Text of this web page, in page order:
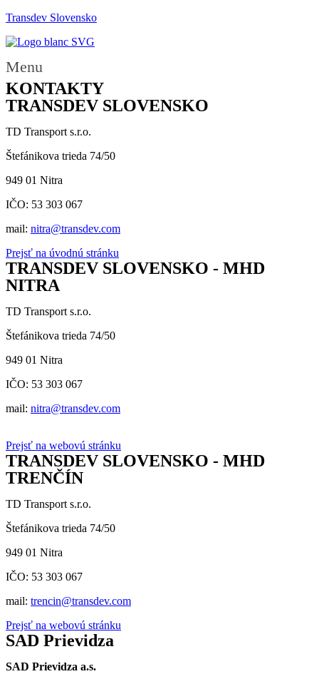
Transdev Slovensko
Menu
KONTAKTY
TRANSDEV SLOVENSKO
TD Transport s.r.o.
Štefánikova trieda 74/50
949 01 Nitra
IČO: 53 303 067
mail: nitra@transdev.com
Prejsť na úvodnú stránku
TRANSDEV SLOVENSKO - MHD
NITRA
TD Transport s.r.o.
Štefánikova trieda 74/50
949 01 Nitra
IČO: 53 303 067
mail: nitra@transdev.com
Prejsť na webovú stránku
TRANSDEV SLOVENSKO - MHD
TRENČÍN
TD Transport s.r.o.
Štefánikova trieda 74/50
949 01 Nitra
IČO: 53 303 067
mail: trencin@transdev.com
Prejsť na webovú stránku
SAD Prievidza
SAD Prievidza a.s.